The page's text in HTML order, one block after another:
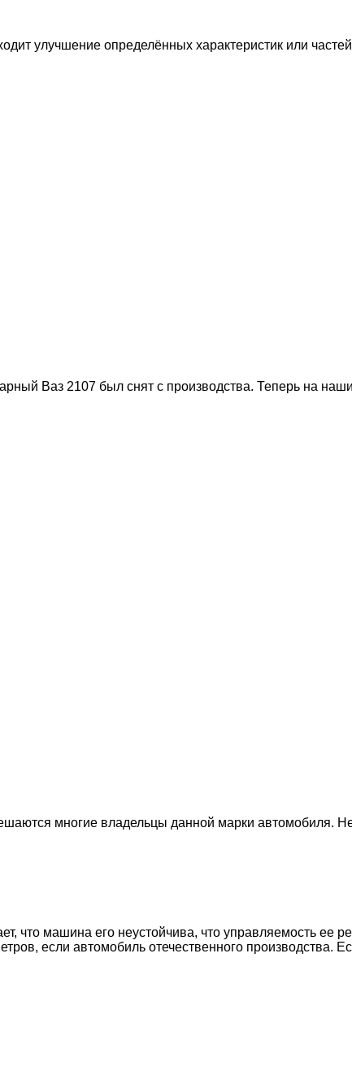
улучшение определённых характеристик или
Ваз 2107 был снят с производства. Теперь на
многие владельцы данной марки
что машина его неустойчива, что управляемость
если автомобиль отечественного